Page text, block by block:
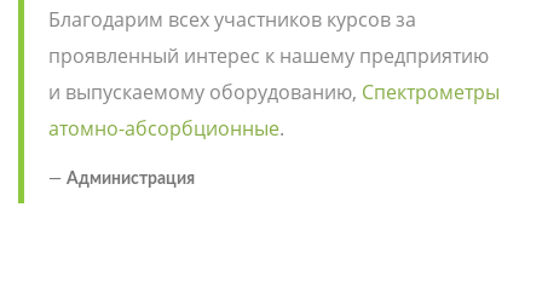
Благодарим всех участников курсов за
проявленный интерес к нашему предприятию
и выпускаемому оборудованию, Спектрометры
атомно-абсорбционные.
Администрация